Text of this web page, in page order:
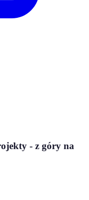
- z góry na